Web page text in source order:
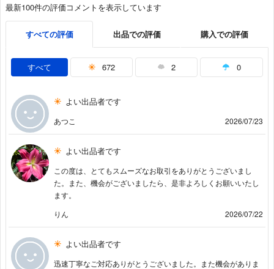
最新100件の評価コメントを表示しています
すべての評価 出品での評価 購入での評価
すべて 672 2 0
よい出品者です
あつこ 2026/07/23
よい出品者です
この度は、とてもスムーズなお取引をありがとうございまし
た。また、機会がございましたら、是非よろしくお願いいたし
ます。
りん
2026/07/22
よい出品者です
迅速丁寧なご対応ありがとうございました。また機会がありま